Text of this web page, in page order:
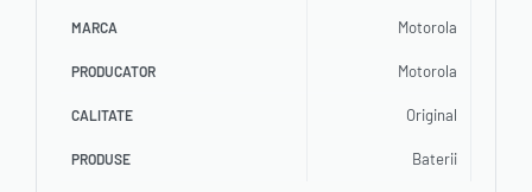
MARCA Motorola
PRODUCATOR Motorola
CALITATE Original
PRODUSE Baterii